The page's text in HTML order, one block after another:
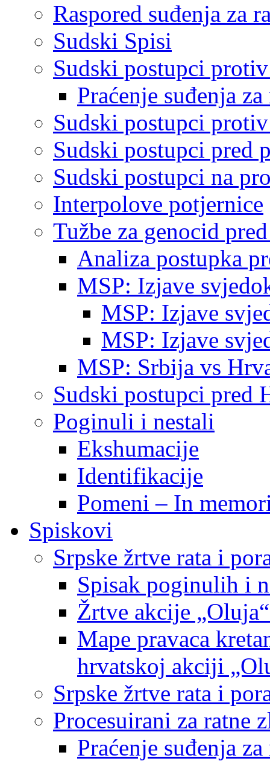
Raspored suđenja za
Sudski Spisi
Sudski postupci
Praćenje suđenja
Sudski postupci
Sudski postupci pred
Sudski postupci na
Interpolove potjernice
Tužbe za genocid
Analiza postupka
MSP: Izjave
MSP: Izjave
MSP: Izjave
MSP: Srbija vs
Sudski postupci pred
Poginuli i nestali
Ekshumacije
Identifikacije
Pomeni – In
Spiskovi
Srpske žrtve rata i
Spisak poginulih i
Žrtve akcije
Mape pravaca
hrvatskoj akciji
Srpske žrtve rata i
Procesuirani za ratne
Praćenje suđenja